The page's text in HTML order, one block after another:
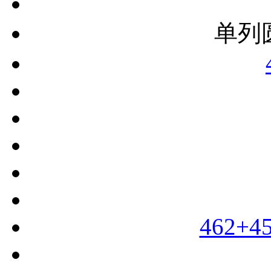
单列